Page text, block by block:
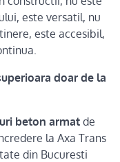
este versatil, nu
este accesibil,
doar de la
beton armat de
la Axa Trans
din Bucuresti